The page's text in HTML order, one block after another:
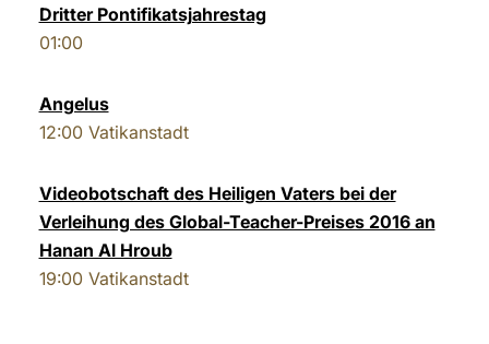
Dritter Pontifikatsjahrestag
01:00
Angelus
12:00 Vatikanstadt
Videobotschaft des Heiligen Vaters bei der
Verleihung des Global-Teacher-Preises 2016 an
Hanan Al Hroub
19:00 Vatikanstadt